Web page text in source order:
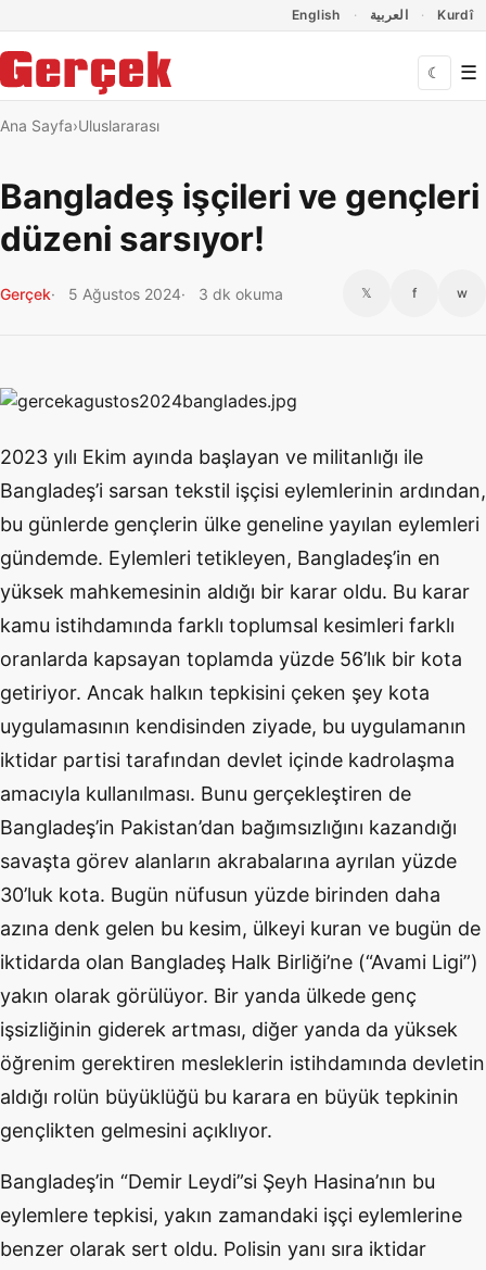
English العربية Kurdî
☾ ☰
Ana Sayfa Uluslararası
Bangladeş işçileri ve gençleri
düzeni sarsıyor!
Gerçek 5 Ağustos 2024 3 dk okuma 𝕏 f w
2023 yılı Ekim ayında başlayan ve militanlığı ile
Bangladeş’i sarsan tekstil işçisi eylemlerinin ardından,
bu günlerde gençlerin ülke geneline yayılan eylemleri
gündemde. Eylemleri tetikleyen, Bangladeş’in en
yüksek mahkemesinin aldığı bir karar oldu. Bu karar
kamu istihdamında farklı toplumsal kesimleri farklı
oranlarda kapsayan toplamda yüzde 56’lık bir kota
getiriyor. Ancak halkın tepkisini çeken şey kota
uygulamasının kendisinden ziyade, bu uygulamanın
iktidar partisi tarafından devlet içinde kadrolaşma
amacıyla kullanılması. Bunu gerçekleştiren de
Bangladeş’in Pakistan’dan bağımsızlığını kazandığı
savaşta görev alanların akrabalarına ayrılan yüzde
30’luk kota. Bugün nüfusun yüzde birinden daha
azına denk gelen bu kesim, ülkeyi kuran ve bugün de
iktidarda olan Bangladeş Halk Birliği’ne (“Avami Ligi”)
yakın olarak görülüyor. Bir yanda ülkede genç
işsizliğinin giderek artması, diğer yanda da yüksek
öğrenim gerektiren mesleklerin istihdamında devletin
aldığı rolün büyüklüğü bu karara en büyük tepkinin
gençlikten gelmesini açıklıyor.
Bangladeş’in “Demir Leydi”si Şeyh Hasina’nın bu
eylemlere tepkisi, yakın zamandaki işçi eylemlerine
benzer olarak sert oldu. Polisin yanı sıra iktidar